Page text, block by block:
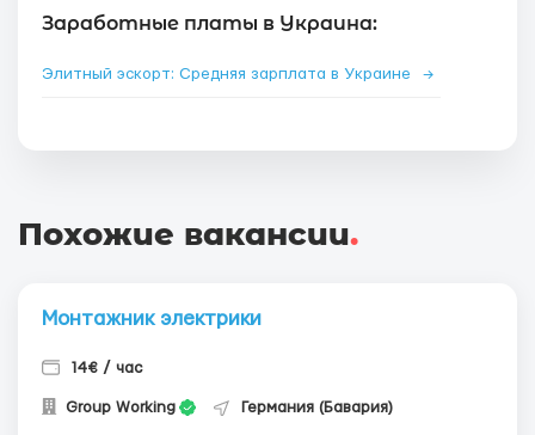
Заработные платы в Украина:
Элитный эскорт: Средняя зарплата в Украине →
Похожие вакансии.
Монтажник электрики
14€ / час
Group Working Германия (Бавария)